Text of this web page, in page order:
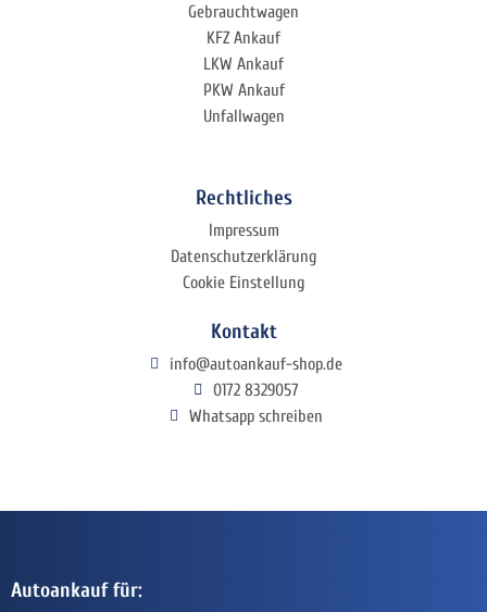
Gebrauchtwagen
KFZ Ankauf
LKW Ankauf
PKW Ankauf
Unfallwagen
Rechtliches
Impressum
Datenschutzerklärung
Cookie Einstellung
Kontakt
info@autoankauf-shop.de
0172 8329057
Whatsapp schreiben
Autoankauf für: